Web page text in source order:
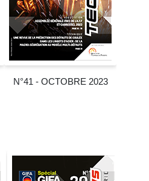
N°41 - OCTOBRE 2023